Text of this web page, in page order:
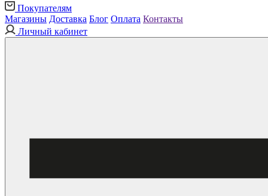
Покупателям
Магазины Доставка Блог Оплата Контакты
Личный кабинет